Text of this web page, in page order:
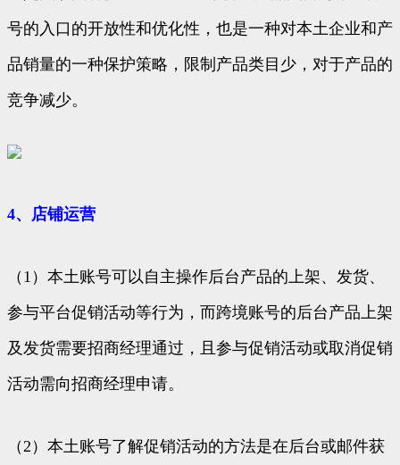
号的入口的开放性和优化性，也是一种对本土企业和产
品销量的一种保护策略，限制产品类目少，对于产品的
竞争减少。
4、店铺运营
（1）本土账号可以自主操作后台产品的上架、发货、
参与平台促销活动等行为，而跨境账号的后台产品上架
及发货需要招商经理通过，且参与促销活动或取消促销
活动需向招商经理申请。
（2）本土账号了解促销活动的方法是在后台或邮件获